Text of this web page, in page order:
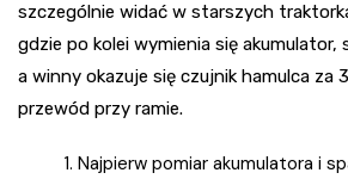
szczególnie widać w starszych
gdzie po kolei wymienia się akumulator,
a winny okazuje się czujnik hamulca za
przewód przy ramie.
Najpierw pomiar akumulatora i